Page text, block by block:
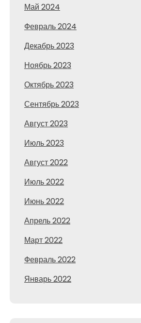
Май 2024
Февраль 2024
Декабрь 2023
Ноябрь 2023
Октябрь 2023
Сентябрь 2023
Август 2023
Июль 2023
Август 2022
Июль 2022
Июнь 2022
Апрель 2022
Март 2022
Февраль 2022
Январь 2022